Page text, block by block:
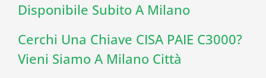
Disponibile Subito A Milano
Cerchi Una Chiave CISA PAIE C3000?
Vieni Siamo A Milano Città